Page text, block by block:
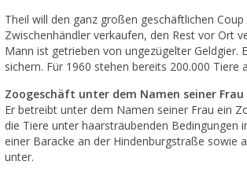
Theil will den ganz großen geschäftlichen
Zwischenhändler verkaufen, den Rest vor Ort
Mann ist getrieben von ungezügelter
sichern. Für 1960 stehen bereits 200.000 Tiere
Zoogeschäft unter dem Namen seiner Frau
Er betreibt unter dem Namen seiner Frau ein
die Tiere unter haarsträubenden Bedingungen
einer Baracke an der Hindenburgstraße sowie
unter.